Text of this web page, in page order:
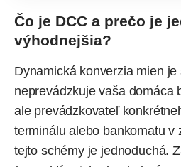
Čo je DCC a prečo je
výhodnejšia?
Dynamická konverzia mien je
neprevádzkuje vaša domáca
ale prevádzkovateľ
terminálu alebo bankomatu v
tejto schémy je jednoduchá.